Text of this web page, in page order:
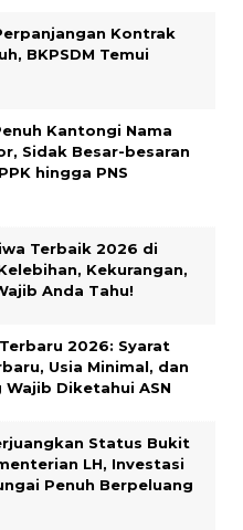
Kontrak
BKPSDM Temui
Kantongi Nama
Sidak Besar-besaran
hingga PNS
Terbaik 2026 di
Kekurangan,
Anda Tahu!
2026: Syarat
Usia Minimal, dan
Wajib Diketahui ASN
Status Bukit
LH, Investasi
Penuh Berpeluang